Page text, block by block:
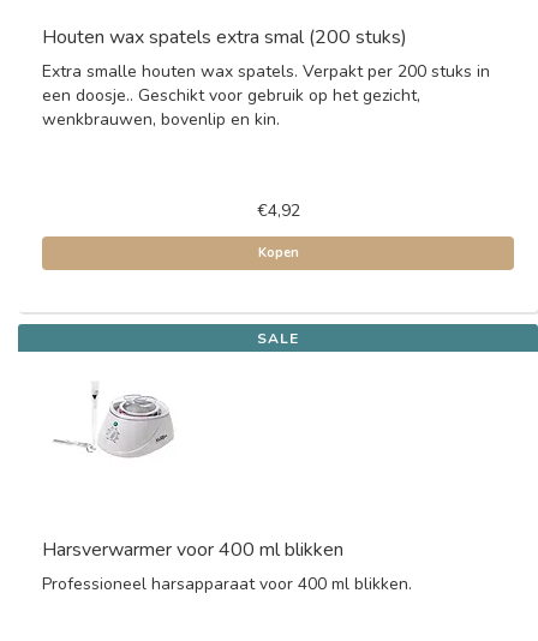
Houten wax spatels extra smal (200 stuks)
Extra smalle houten wax spatels. Verpakt per 200 stuks in
een doosje.. Geschikt voor gebruik op het gezicht,
wenkbrauwen, bovenlip en kin.
€4,92
Kopen
SALE
Harsverwarmer voor 400 ml blikken
Professioneel harsapparaat voor 400 ml blikken.